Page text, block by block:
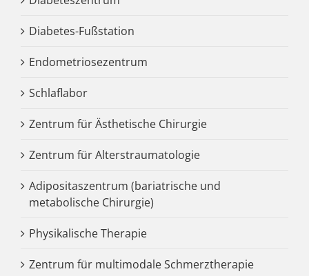
Diabetes-Fußstation
Endometriosezentrum
Schlaflabor
Zentrum für Ästhetische Chirurgie
Zentrum für Alterstraumatologie
Adipositaszentrum (bariatrische und
metabolische Chirurgie)
Physikalische Therapie
Zentrum für multimodale Schmerztherapie